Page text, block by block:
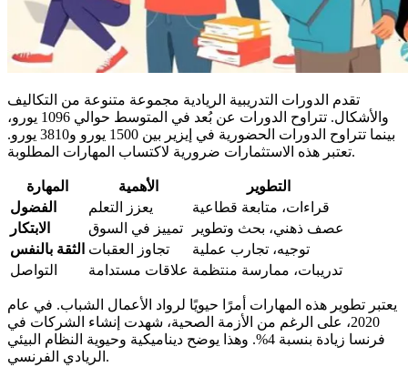
تقدم الدورات التدريبية الريادية مجموعة متنوعة من التكاليف
والأشكال. تتراوح الدورات عن بُعد في المتوسط حوالي 1096 يورو،
بينما تتراوح الدورات الحضورية في إيزير بين 1500 يورو و3810 يورو.
تعتبر هذه الاستثمارات ضرورية لاكتساب المهارات المطلوبة.
المهارة الأهمية
التطوير
الفضول
يعزز التعلم
قراءات، متابعة قطاعية
الابتكار
تمييز في السوق
عصف ذهني، بحث وتطوير
الثقة بالنفس تجاوز العقبات
توجيه، تجارب عملية
التواصل
علاقات مستدامة تدريبات، ممارسة منتظمة
يعتبر تطوير هذه المهارات أمرًا حيويًا لرواد الأعمال الشباب. في عام
2020، على الرغم من الأزمة الصحية، شهدت إنشاء الشركات في
فرنسا زيادة بنسبة 4%. وهذا يوضح ديناميكية وحيوية النظام البيئي
الريادي الفرنسي.